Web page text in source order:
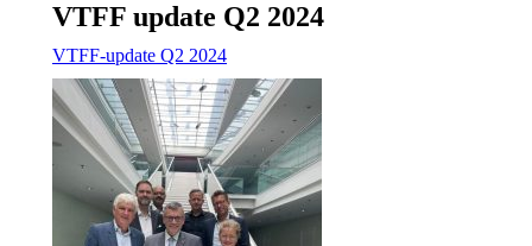
VTFF update Q2 2024
VTFF-update Q2 2024